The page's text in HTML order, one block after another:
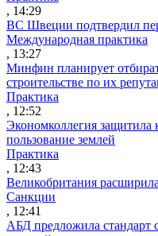
, 14:29
ВС Швеции подтвердил
Международная практика
, 13:27
Минфин планирует
строительстве по их
Практика
, 12:52
Экономколлегия защитила
пользование землей
Практика
, 12:43
Великобритания
Санкции
, 12:41
АБД предложила стандарт